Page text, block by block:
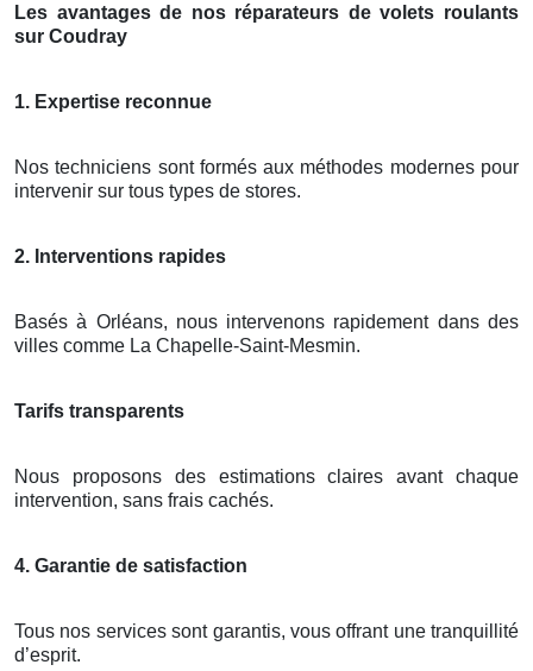
Les avantages de nos réparateurs de volets roulants
sur Coudray
1. Expertise reconnue
Nos techniciens sont formés aux méthodes modernes pour
intervenir sur tous types de stores.
2. Interventions rapides
Basés à Orléans, nous intervenons rapidement dans des
villes comme La Chapelle-Saint-Mesmin.
Tarifs transparents
Nous proposons des estimations claires avant chaque
intervention, sans frais cachés.
4. Garantie de satisfaction
Tous nos services sont garantis, vous offrant une tranquillité
d’esprit.